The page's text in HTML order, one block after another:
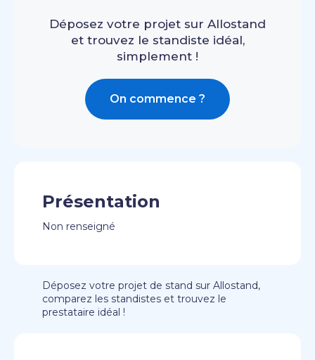
Déposez votre projet sur Allostand
et trouvez le standiste idéal,
simplement !
On commence ?
Présentation
Non renseigné
Déposez votre projet de stand sur Allostand,
comparez les standistes et trouvez le
prestataire idéal !